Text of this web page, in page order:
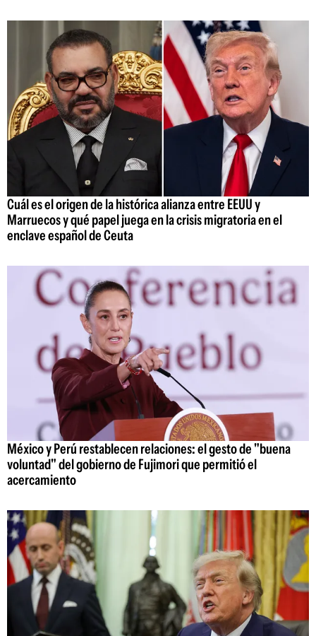
Cuál es el origen de la histórica alianza entre EEUU y
Marruecos y qué papel juega en la crisis migratoria en el
enclave español de Ceuta
México y Perú restablecen relaciones: el gesto de "buena
voluntad" del gobierno de Fujimori que permitió el
acercamiento